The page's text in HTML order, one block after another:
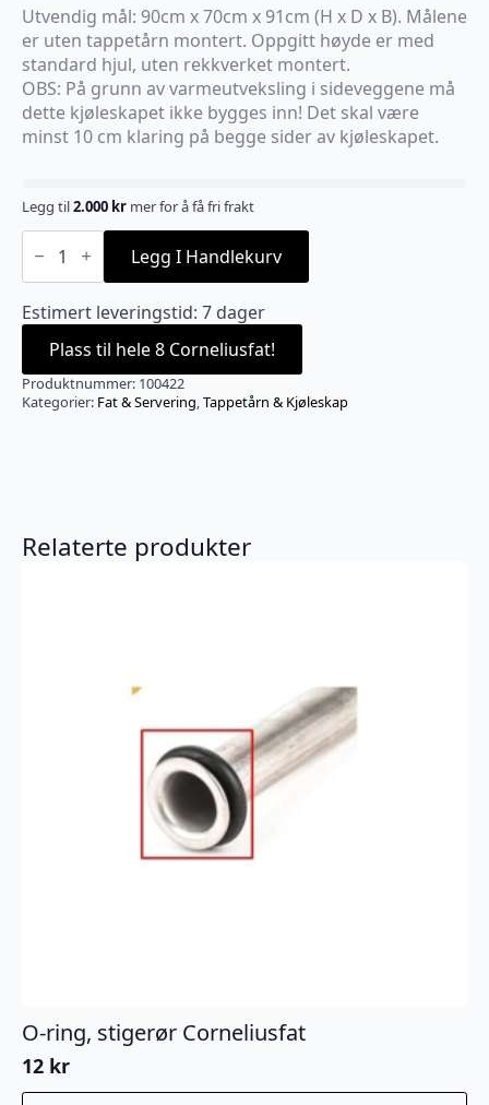
Utvendig mål: 90cm x 70cm x 91cm (H x D x B). Målene
er uten tappetårn montert. Oppgitt høyde er med
standard hjul, uten rekkverket montert.
OBS: På grunn av varmeutveksling i sideveggene må
dette kjøleskapet ikke bygges inn! Det skal være
minst 10 cm klaring på begge sider av kjøleskapet.
Legg til2.000 kr mer for å få fri frakt
Series
Kegerator
-
kun
kjøleskap
antall
Legg I Handlekurv
Estimert leveringstid: 7 dager
Plass til hele 8 Corneliusfat!
Produktnummer: 100422
Kategorier: Fat & Servering Tappetårn & Kjøleskap
Relaterte produkter
O-ring, stigerør Corneliusfat
12 kr